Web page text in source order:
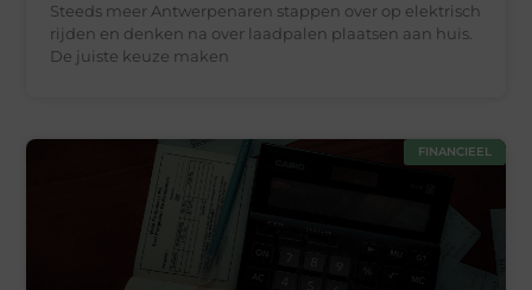
Steeds meer Antwerpenaren stappen over op elektrisch
rijden en denken na over laadpalen plaatsen aan huis.
De juiste keuze maken
FINANCIEEL